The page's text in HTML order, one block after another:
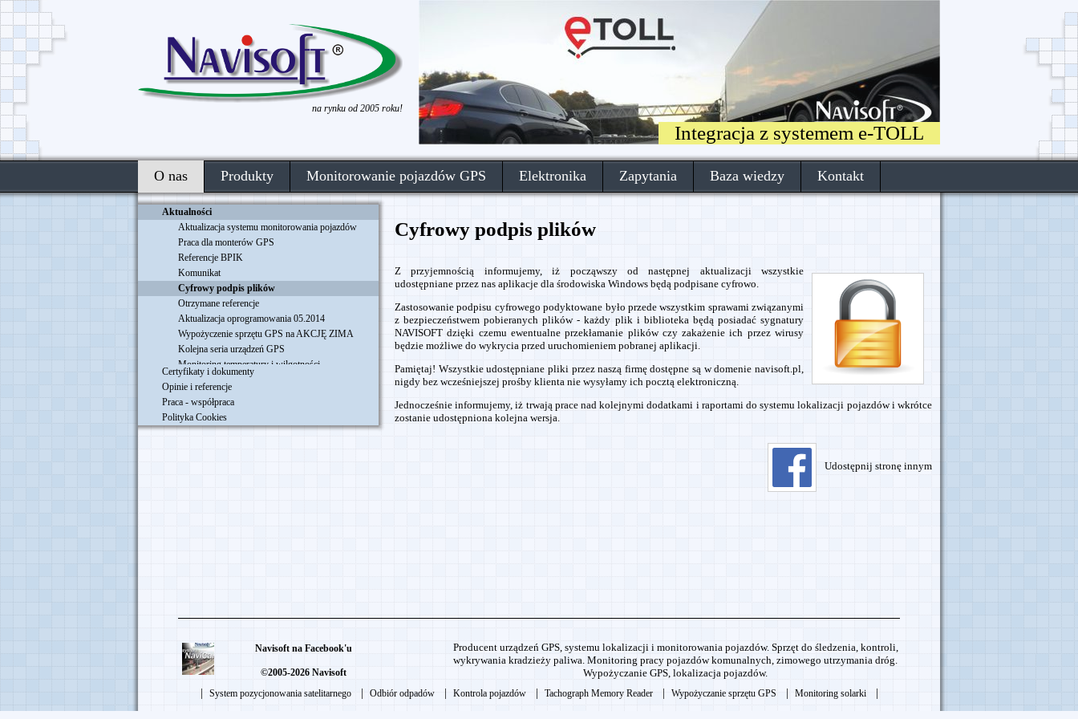
na rynku od 2005 roku!
Integracja z systemem e-TOLL
O nas Produkty Monitorowanie pojazdów GPS Elektronika Zapytania Baza wiedzy Kontakt
Aktualności
Zdalne pobieranie plików DDD z tachografów
Aktualizacja oprogramowania
Życzenia
Integracja z TimoCom
Wrześniowa aktualizacja
Grand Prix Polski
Aktualizacja oprogramowania
Sprzęt GPS do pługopiaskarek
Navisoft już od 10 lat!
Aktualizacja systemu monitorowania pojazdów
Praca dla monterów GPS
Referencje BPIK
Komunikat
Cyfrowy podpis plików
Otrzymane referencje
Aktualizacja oprogramowania 05.2014
Wypożyczenie sprzętu GPS na AKCJĘ ZIMA
Kolejna seria urządzeń GPS
Monitoring temperatury i wilgotności
Monitorowanie pojazdów - aktualizacja systemu
Zimowe utrzymanie dróg
Mobilny rejestrator wideo z GPS i WiFi
Usługi komunalne - monitoring GPS Śmieciarek
Certyfikaty i dokumenty
Opinie i referencje
Praca - współpraca
Polityka Cookies
Cyfrowy podpis plików
Z przyjemnością informujemy, iż począwszy od następnej aktualizacji wszystkie
udostępniane przez nas aplikacje dla środowiska Windows będą podpisane cyfrowo.
Zastosowanie podpisu cyfrowego podyktowane było przede wszystkim sprawami związanymi
z bezpieczeństwem pobieranych plików - każdy plik i biblioteka będą posiadać sygnatury
NAVISOFT dzięki czemu ewentualne przekłamanie plików czy zakażenie ich przez wirusy
będzie możliwe do wykrycia przed uruchomieniem pobranej aplikacji.
Pamiętaj! Wszystkie udostępniane pliki przez naszą firmę dostępne są w domenie navisoft.pl,
nigdy bez wcześniejszej prośby klienta nie wysyłamy ich pocztą elektroniczną.
Jednocześnie informujemy, iż trwają prace nad kolejnymi dodatkami i raportami do systemu lokalizacji pojazdów i wkrótce
zostanie udostępniona kolejna wersja.
Udostępnij stronę innym
Navisoft na Facebook'u
©2005-2026 Navisoft
Producent urządzeń GPS, systemu lokalizacji i monitorowania pojazdów. Sprzęt do śledzenia, kontroli,
wykrywania kradzieży paliwa. Monitoring pracy pojazdów komunalnych, zimowego utrzymania dróg.
Wypożyczanie GPS, lokalizacja pojazdów.
System pozycjonowania satelitarnego| Odbiór odpadów| Kontrola pojazdów| Tachograph Memory Reader| Wypożyczanie sprzętu GPS Monitoring solarki|